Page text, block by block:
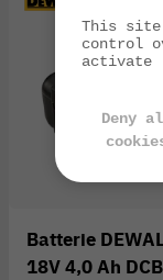
Batterie
18V 4,0 Ah
This site
control
activate
Deny